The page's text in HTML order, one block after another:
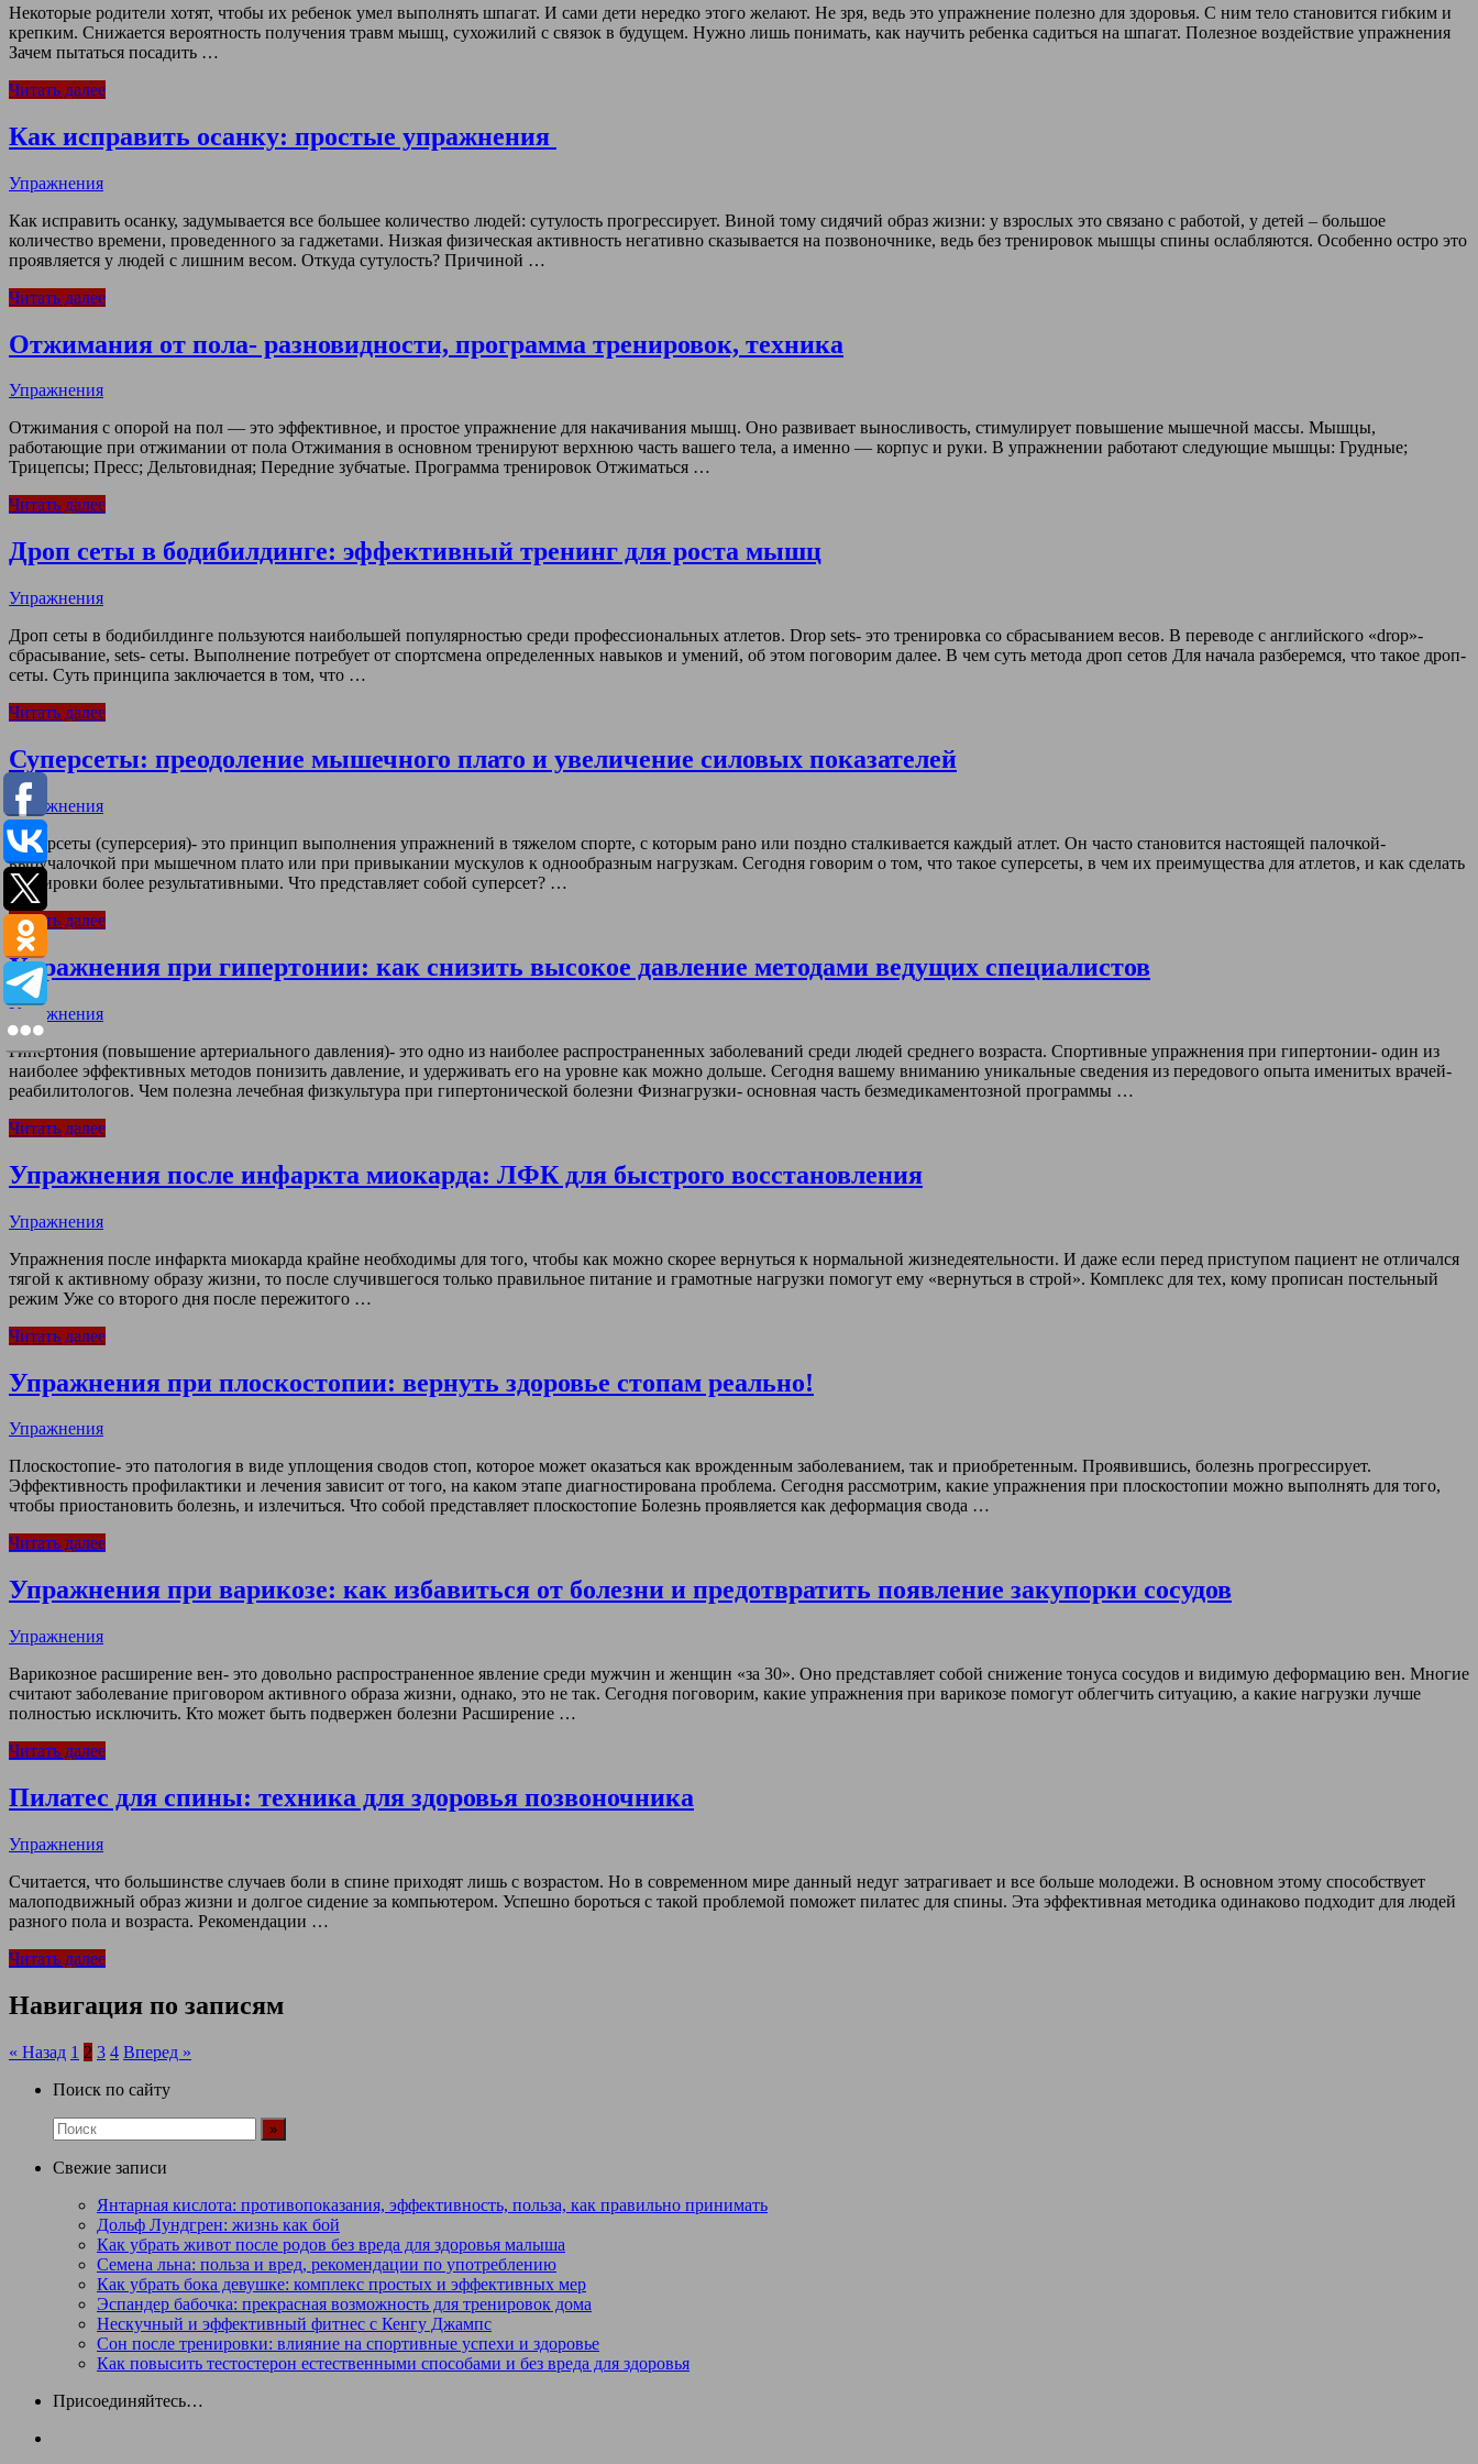
Некоторые родители хотят, чтобы их ребенок умел выполнять шпагат. И сами дети нередко этого желают. Не зря, ведь это упражнение полезно для здоровья. С ним тело становится гибким и
крепким. Снижается вероятность получения травм мышц, сухожилий с связок в будущем. Нужно лишь понимать, как научить ребенка садиться на шпагат. Полезное воздействие упражнения
Зачем пытаться посадить …
Читать далее
Как исправить осанку: простые упражнения
Упражнения
Как исправить осанку, задумывается все большее количество людей: сутулость прогрессирует. Виной тому сидячий образ жизни: у взрослых это связано с работой, у детей – большое
количество времени, проведенного за гаджетами. Низкая физическая активность негативно сказывается на позвоночнике, ведь без тренировок мышцы спины ослабляются. Особенно остро это
проявляется у людей с лишним весом. Откуда сутулость? Причиной …
Читать далее
Отжимания от пола- разновидности, программа тренировок, техника
Упражнения
Отжимания с опорой на пол — это эффективное, и простое упражнение для накачивания мышц. Оно развивает выносливость, стимулирует повышение мышечной массы. Мышцы,
работающие при отжимании от пола Отжимания в основном тренируют верхнюю часть вашего тела, а именно — корпус и руки. В упражнении работают следующие мышцы: Грудные;
Трицепсы; Пресс; Дельтовидная; Передние зубчатые. Программа тренировок Отжиматься …
Читать далее
Дроп сеты в бодибилдинге: эффективный тренинг для роста мышц
Упражнения
Дроп сеты в бодибилдинге пользуются наибольшей популярностью среди профессиональных атлетов. Drop sets- это тренировка со сбрасыванием весов. В переводе с английского «drop»-
сбрасывание, sets- сеты. Выполнение потребует от спортсмена определенных навыков и умений, об этом поговорим далее. В чем суть метода дроп сетов Для начала разберемся, что такое дроп-
сеты. Суть принципа заключается в том, что …
Читать далее
Суперсеты: преодоление мышечного плато и увеличение силовых показателей
Упражнения
Суперсеты (суперсерия)- это принцип выполнения упражнений в тяжелом спорте, с которым рано или поздно сталкивается каждый атлет. Он часто становится настоящей палочкой-
выручалочкой при мышечном плато или при привыкании мускулов к однообразным нагрузкам. Сегодня говорим о том, что такое суперсеты, в чем их преимущества для атлетов, и как сделать
тренировки более результативными. Что представляет собой суперсет? …
Читать далее
Упражнения при гипертонии: как снизить высокое давление методами ведущих специалистов
Упражнения
Гипертония (повышение артериального давления)- это одно из наиболее распространенных заболеваний среди людей среднего возраста. Спортивные упражнения при гипертонии- один из
наиболее эффективных методов понизить давление, и удерживать его на уровне как можно дольше. Сегодня вашему вниманию уникальные сведения из передового опыта именитых врачей-
реабилитологов. Чем полезна лечебная физкультура при гипертонической болезни Физнагрузки- основная часть безмедикаментозной программы …
Читать далее
Упражнения после инфаркта миокарда: ЛФК для быстрого восстановления
Упражнения
Упражнения после инфаркта миокарда крайне необходимы для того, чтобы как можно скорее вернуться к нормальной жизнедеятельности. И даже если перед приступом пациент не отличался
тягой к активному образу жизни, то после случившегося только правильное питание и грамотные нагрузки помогут ему «вернуться в строй». Комплекс для тех, кому прописан постельный
режим Уже со второго дня после пережитого …
Читать далее
Упражнения при плоскостопии: вернуть здоровье стопам реально!
Упражнения
Плоскостопие- это патология в виде уплощения сводов стоп, которое может оказаться как врожденным заболеванием, так и приобретенным. Проявившись, болезнь прогрессирует.
Эффективность профилактики и лечения зависит от того, на каком этапе диагностирована проблема. Сегодня рассмотрим, какие упражнения при плоскостопии можно выполнять для того,
чтобы приостановить болезнь, и излечиться. Что собой представляет плоскостопие Болезнь проявляется как деформация свода …
Читать далее
Упражнения при варикозе: как избавиться от болезни и предотвратить появление закупорки сосудов
Упражнения
Варикозное расширение вен- это довольно распространенное явление среди мужчин и женщин «за 30». Оно представляет собой снижение тонуса сосудов и видимую деформацию вен. Многие
считают заболевание приговором активного образа жизни, однако, это не так. Сегодня поговорим, какие упражнения при варикозе помогут облегчить ситуацию, а какие нагрузки лучше
полностью исключить. Кто может быть подвержен болезни Расширение …
Читать далее
Пилатес для спины: техника для здоровья позвоночника
Упражнения
Считается, что большинстве случаев боли в спине приходят лишь с возрастом. Но в современном мире данный недуг затрагивает и все больше молодежи. В основном этому способствует
малоподвижный образ жизни и долгое сидение за компьютером. Успешно бороться с такой проблемой поможет пилатес для спины. Эта эффективная методика одинаково подходит для людей
разного пола и возраста. Рекомендации …
Читать далее
Навигация по записям
« Назад 1 2 3 4 Вперед »
Поиск по сайту
Свежие записи
Янтарная кислота: противопоказания, эффективность, польза, как правильно принимать
Дольф Лундгрен: жизнь как бой
Как убрать живот после родов без вреда для здоровья малыша
Семена льна: польза и вред, рекомендации по употреблению
Как убрать бока девушке: комплекс простых и эффективных мер
Эспандер бабочка: прекрасная возможность для тренировок дома
Нескучный и эффективный фитнес с Кенгу Джампс
Сон после тренировки: влияние на спортивные успехи и здоровье
Как повысить тестостерон естественными способами и без вреда для здоровья
Присоединяйтесь…